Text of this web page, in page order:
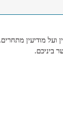
מודיעין
ביניכם.